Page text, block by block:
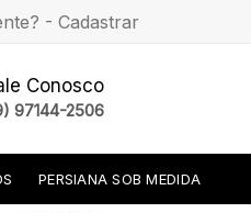
- Cadastrar
Conosco
97144-2506
PERSIANA SOB MEDIDA